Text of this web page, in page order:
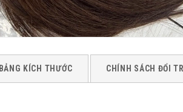
BẢNG KÍCH THƯỚC CHÍNH SÁCH ĐỔI